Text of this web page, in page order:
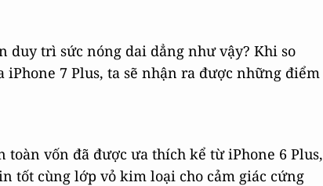
duy trì sức nóng dai dẳng như vậy? Khi so
7 Plus, ta sẽ nhận ra được những điểm
toàn vốn đã được ưa thích kể từ iPhone 6 Plus,
tốt cùng lớp vỏ kim loại cho cảm giác cứng